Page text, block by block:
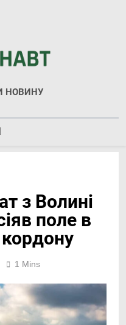
Агробізнесу
НОВИНУ
з Волині
поле в
кордону
1 Mins